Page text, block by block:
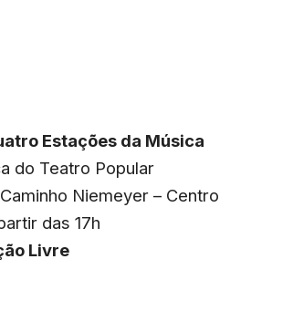
Estações da Música
do Teatro Popular
Caminho Niemeyer – Centro
das 17h
Livre